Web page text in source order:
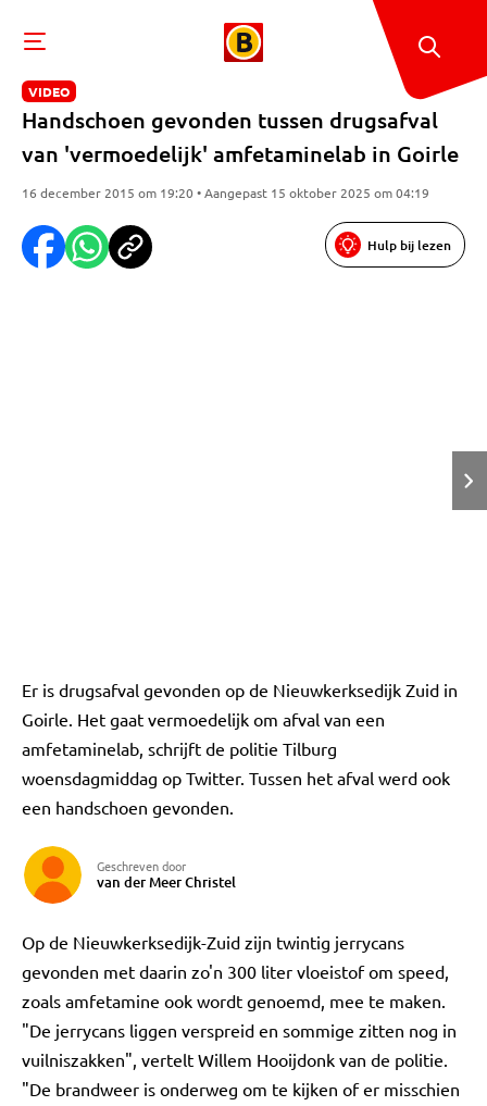
VIDEO
Handschoen gevonden tussen drugsafval
van 'vermoedelijk' amfetaminelab in Goirle
16 december 2015 om 19:20 • Aangepast 15 oktober 2025 om 04:19
Hulp bij lezen
Er is drugsafval gevonden op de Nieuwkerksedijk Zuid in
Goirle. Het gaat vermoedelijk om afval van een
amfetaminelab, schrijft de politie Tilburg
woensdagmiddag op Twitter. Tussen het afval werd ook
een handschoen gevonden.
Geschreven door
van der Meer Christel
Op de Nieuwkerksedijk-Zuid zijn twintig jerrycans
gevonden met daarin zo'n 300 liter vloeistof om speed,
zoals amfetamine ook wordt genoemd, mee te maken.
"De jerrycans liggen verspreid en sommige zitten nog in
vuilniszakken", vertelt Willem Hooijdonk van de politie.
"De brandweer is onderweg om te kijken of er misschien